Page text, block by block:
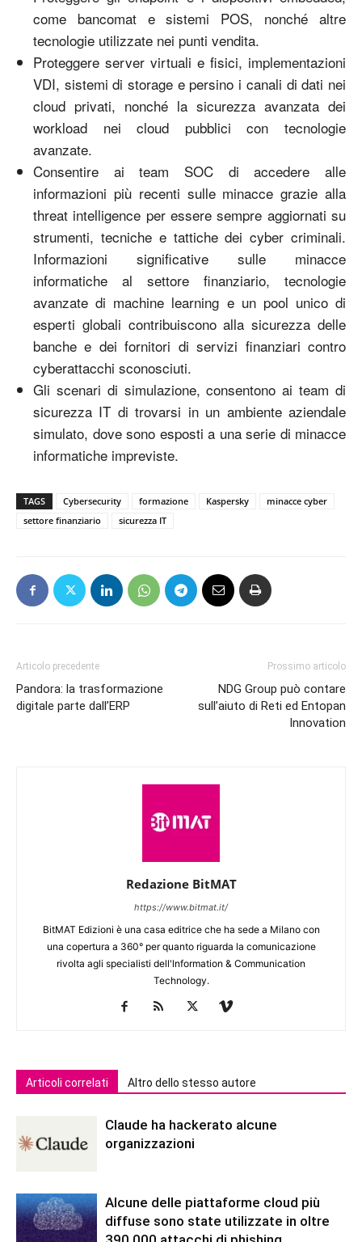
come bancomat e sistemi POS, nonché altre
tecnologie utilizzate nei punti vendita.
Proteggere server virtuali e fisici, implementazioni
VDI, sistemi di storage e persino i canali di dati nei
cloud privati, nonché la sicurezza avanzata dei
workload nei cloud pubblici con tecnologie
avanzate.
Consentire ai team SOC di accedere alle
informazioni più recenti sulle minacce grazie alla
threat intelligence per essere sempre aggiornati su
strumenti, tecniche e tattiche dei cyber criminali.
Informazioni significative sulle minacce
informatiche al settore finanziario, tecnologie
avanzate di machine learning e un pool unico di
esperti globali contribuiscono alla sicurezza delle
banche e dei fornitori di servizi finanziari contro
cyberattacchi sconosciuti.
Gli scenari di simulazione, consentono ai team di
sicurezza IT di trovarsi in un ambiente aziendale
simulato, dove sono esposti a una serie di minacce
informatiche impreviste.
TAGS Cybersecurity formazione Kaspersky
minacce cyber
settore finanziario
sicurezza IT
Articolo precedente
Pandora: la trasformazione
digitale parte dall’ERP
Prossimo articolo
NDG Group può contare
sull’aiuto di Reti ed Entopan
Innovation
Redazione BitMAT
https://www.bitmat.it/
BitMAT Edizioni è una casa editrice che ha sede a Milano con
una copertura a 360° per quanto riguarda la comunicazione
rivolta agli specialisti dell'lnformation & Communication
Technology.
Articoli correlati Altro dello stesso autore
Claude ha hackerato alcune
organizzazioni
Alcune delle piattaforme cloud più
diffuse sono state utilizzate in oltre